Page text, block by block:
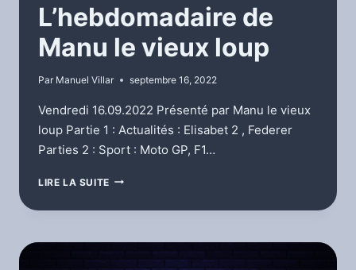
L’hebdomadaire de
Manu le vieux loup
Par Manuel Villar septembre 16, 2022
Vendredi 16.09.2022 Présenté par Manu le vieux
loup Partie 1 : Actualités : Elisabet 2 , Federer
Parties 2 : Sport : Moto GP, F1…
LIRE LA SUITE L’HEBDOMADAIRE
MANU
VIEUX
LOUP